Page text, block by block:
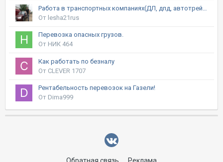
От lesha21rus
Перевозка опасных грузов.
От НИК 464
Как работать по безналу
От CLEVER 1707
Рентабельность перевозок на Газели!
От Dima999